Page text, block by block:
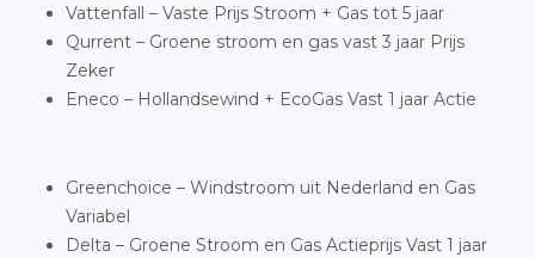
Vattenfall – Vaste Prijs Stroom + Gas tot 5 jaar
Qurrent – Groene stroom en gas vast 3 jaar Prijs
Zeker
Eneco – Hollandsewind + EcoGas Vast 1 jaar Actie
Greenchoice – Windstroom uit Nederland en Gas
Variabel
Delta – Groene Stroom en Gas Actieprijs Vast 1 jaar